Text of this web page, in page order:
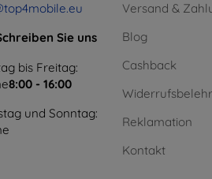
Sie uns
bis Freitag:
8:00 - 16:00
und Sonntag:
Versand &
Blog
Cashback
Reklamation
Kontakt